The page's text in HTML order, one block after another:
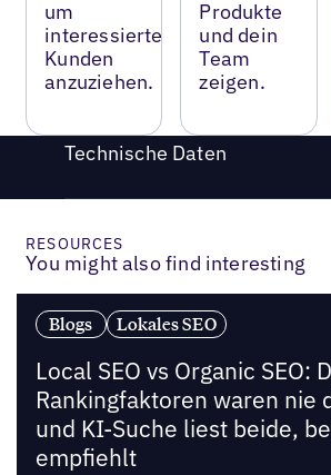
um
interessierte
Kunden
anzuziehen.
Produkte
und dein
Team
zeigen.
Technische Daten
RESOURCES
You might also find interesting
Blogs Lokales SEO
Local SEO vs Organic SEO:
Rankingfaktoren waren nie
und KI-Suche liest beide,
empfiehlt